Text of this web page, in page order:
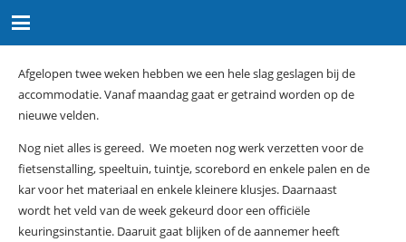
Afgelopen twee weken hebben we een hele slag geslagen bij de
accommodatie. Vanaf maandag gaat er getraind worden op de
nieuwe velden.
Nog niet alles is gereed. We moeten nog werk verzetten voor de
fietsenstalling, speeltuin, tuintje, scorebord en enkele palen en de
kar voor het materiaal en enkele kleinere klusjes. Daarnaast
wordt het veld van de week gekeurd door een officiële
keuringsinstantie. Daaruit gaat blijken of de aannemer heeft